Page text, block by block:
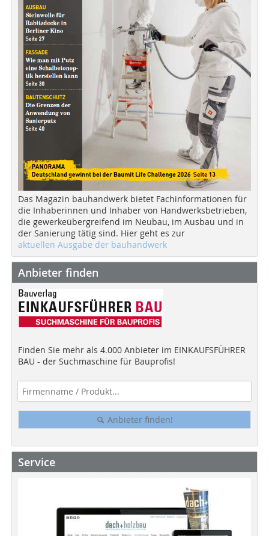
Das Magazin bauhandwerk bietet Fachinformationen für
die Inhaberinnen und Inhaber von Handwerksbetrieben,
die gewerkeübergreifend im Neubau, im Ausbau und in
der Sanierung tätig sind. Hier geht es zur
aktuellen Ausgabe der bauhandwerk
Anbieter finden
Finden Sie mehr als 4.000 Anbieter im EINKAUFSFÜHRER
BAU - der Suchmaschine für Bauprofis!
Anbieter finden!
Service